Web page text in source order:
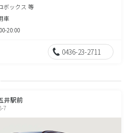
ボックス 等
車
20:00
0436-23-2711
井駅前
7